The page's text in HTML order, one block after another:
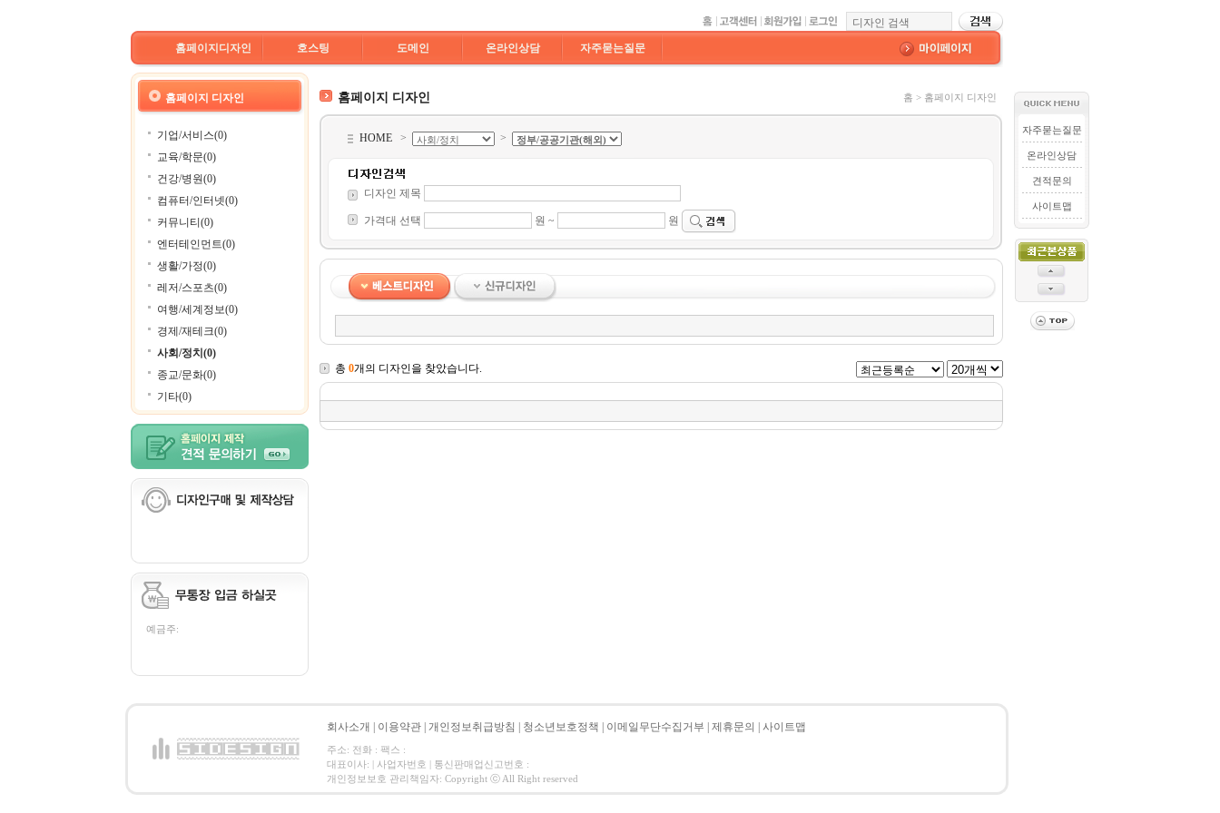
홈페이지디자인 호스팅 도메인 온라인상담 자주묻는질문
홈페이지 디자인
기업/서비스(0)
교육/학문(0)
건강/병원(0)
컴퓨터/인터넷(0)
커뮤니티(0)
엔터테인먼트(0)
생활/가정(0)
레저/스포츠(0)
여행/세계정보(0)
경제/재테크(0)
사회/정치(0)
종교/문화(0)
기타(0)
예금주:
홈페이지 디자인 홈 > 홈페이지 디자인
HOME > >
디자인 제목
가격대 선택 원 ~ 원
총 0개의 디자인을 찾았습니다.
자주묻는질문
온라인상담
견적문의
사이트맵
회사소개 이용약관 개인정보취급방침 청소년보호정책 이메일무단수집거부 제휴문의 사이트맵
주소: 전화 : 팩스 :
대표이사: | 사업자번호 | 통신판매업신고번호 :
개인정보보호 관리책임자: Copyright ⓒ All Right reserved